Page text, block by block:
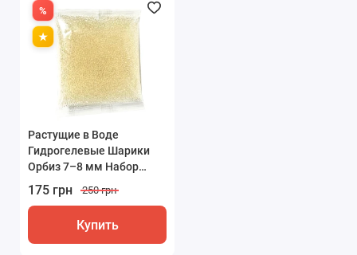
Растущие в Воде
Гидрогелевые Шарики
Орбиз 7–8 мм Набор
10000 Штук Бело-
прозрачные
175 грн 250 грн
Купить